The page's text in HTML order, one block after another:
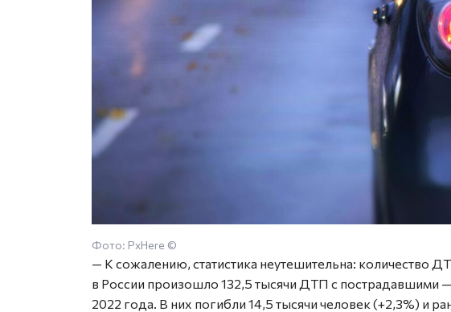
Фото: PxHere ©
— К сожалению, статистика неутешительна: количество
в России произошло 132,5 тысячи ДТП с пострадавшими
2022 года. В них погибли 14,5 тысячи человек (+2,3%) и